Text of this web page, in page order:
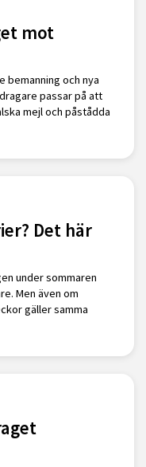
mot
bemanning och nya
passar på att
mejl och påstådda
Det här
under sommaren
Men även om
gäller samma